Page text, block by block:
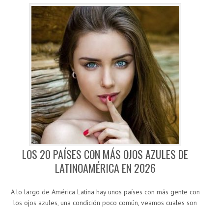
LOS 20 PAÍSES CON MÁS OJOS AZULES DE
LATINOAMÉRICA EN 2026
A lo largo de América Latina hay unos países con más gente con
los ojos azules, una condición poco común, veamos cuales son